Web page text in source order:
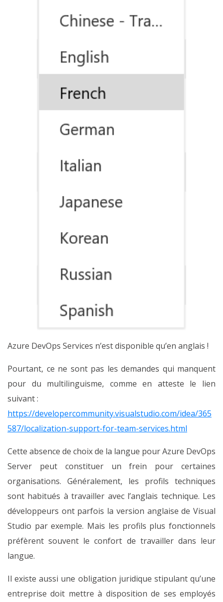
Azure DevOps Services n’est disponible qu’en anglais !
Pourtant, ce ne sont pas les demandes qui manquent
pour du multilinguisme, comme en atteste le lien
suivant :
https://developercommunity.visualstudio.com/idea/365
587/localization-support-for-team-services.html
Cette absence de choix de la langue pour Azure DevOps
Server peut constituer un frein pour certaines
organisations. Généralement, les profils techniques
sont habitués à travailler avec l’anglais technique. Les
développeurs ont parfois la version anglaise de Visual
Studio par exemple. Mais les profils plus fonctionnels
préfèrent souvent le confort de travailler dans leur
langue.
Il existe aussi une obligation juridique stipulant qu’une
entreprise doit mettre à disposition de ses employés